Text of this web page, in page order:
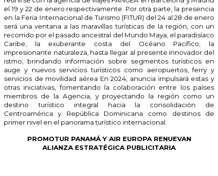
el 19 y 22 de enero respectivamente. Por otra parte, la presencia
en la Feria Internacional de Turismo (FITUR) del 24 al 28 de enero
será una ventana a las maravillas turísticas de la región, con un
recorrido por el pasado ancestral del Mundo Maya, el paradisíaco
Caribe, la exuberante costa del Océano Pacífico, la
impresionante naturaleza, hasta llegar al presente innovador del
istmo, brindando información sobre segmentos turísticos en
auge y nuevos servicios turísticos como aeropuertos, ferry y
servicios de movilidad aérea En 2024, anuncia impulsará estas y
otras iniciativas, fomentando la colaboración entre los países
miembros de la Agencia, y proyectando la región como un
destino turístico integral hacia la consolidación de
Centroamérica y República Dominicana como destinos de
primer nivel en el panorama turístico internacional.
PROMOTUR PANAMÁ Y AIR EUROPA RENUEVAN
ALIANZA ESTRATÉGICA PUBLICITARIA